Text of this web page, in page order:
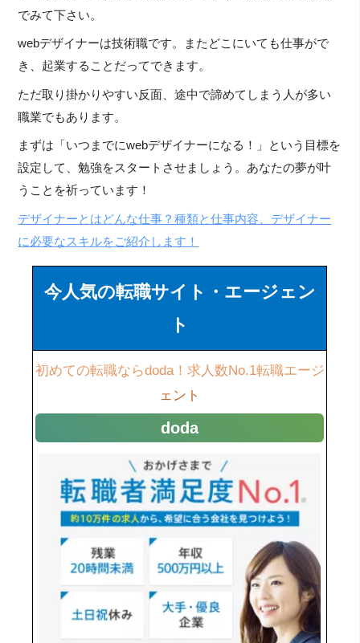
でみて下さい。
webデザイナーは技術職です。またどこにいても仕事がで
き、起業することだってできます。
ただ取り掛かりやすい反面、途中で諦めてしまう人が多い
職業でもあります。
まずは「いつまでにwebデザイナーになる！」という目標を
設定して、勉強をスタートさせましょう。あなたの夢が叶
うことを祈っています！
デザイナーとはどんな仕事？種類と仕事内容、デザイナー
に必要なスキルをご紹介します！
今人気の転職サイト・エージェン
ト
初めての転職ならdoda！求人数No.1転職エージ
ェント
doda